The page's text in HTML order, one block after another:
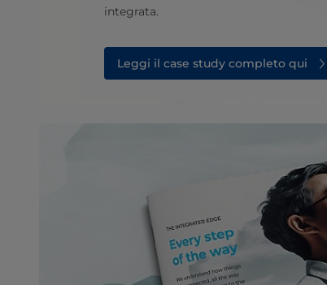
integrata.
Leggi il case study completo qui